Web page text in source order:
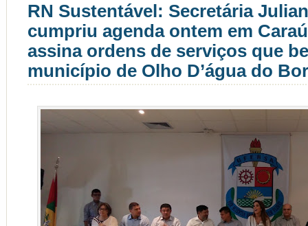
RN Sustentável: Secretária
cumpriu agenda ontem em
assina ordens de serviços que
município de Olho D’água do